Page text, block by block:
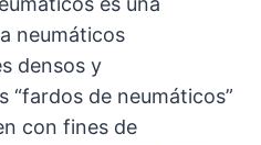
neumáticos
densos y
“fardos de neumáticos”
con fines de